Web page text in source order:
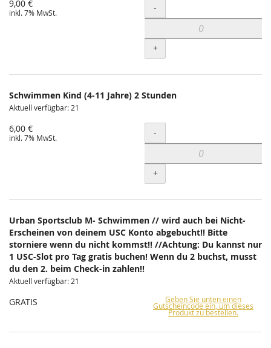
9,00 €
inkl. 7% MwSt. Menge
-
+
Schwimmen Kind (4-11 Jahre) 2 Stunden
Aktuell verfügbar: 21
6,00 €
inkl. 7% MwSt. Menge
-
+
Urban Sportsclub M- Schwimmen // wird auch bei Nicht-
Erscheinen von deinem USC Konto abgebucht!! Bitte
storniere wenn du nicht kommst!! //Achtung: Du kannst nur
1 USC-Slot pro Tag gratis buchen! Wenn du 2 buchst, musst
du den 2. beim Check-in zahlen!!
Aktuell verfügbar: 21
GRATIS Geben Sie unten einen
Gutscheincode ein, um dieses
Produkt zu bestellen.